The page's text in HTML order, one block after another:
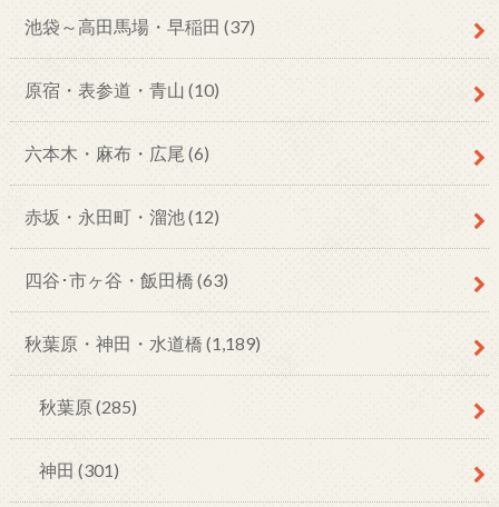
池袋～高田馬場・早稲田 (37)
原宿・表参道・青山 (10)
六本木・麻布・広尾 (6)
赤坂・永田町・溜池(12)
四谷･市ヶ谷・飯田橋 (63)
秋葉原・神田・水道橋 (1,189)
秋葉原(285)
神田 (301)